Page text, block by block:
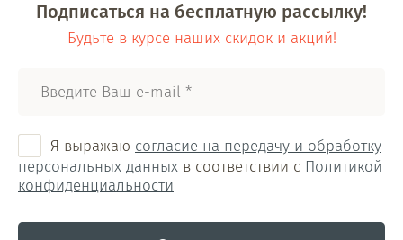
Подписаться на бесплатную рассылку!
Будьте в курсе наших скидок и акций!
Я выражаю согласие на передачу и обработку
персональных данных в соответствии с Политикой
конфиденциальности